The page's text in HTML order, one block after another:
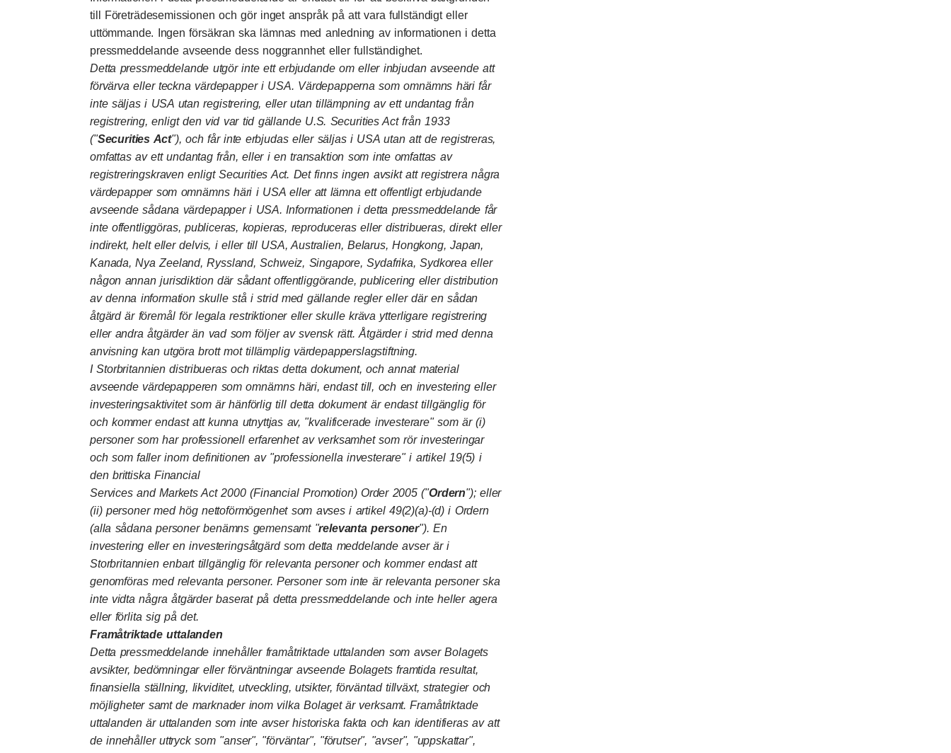
till Företrädesemissionen och gör inget anspråk på att vara fullständigt eller
uttömmande. Ingen försäkran ska lämnas med anledning av informationen i detta
pressmeddelande avseende dess noggrannhet eller fullständighet.
Detta pressmeddelande utgör inte ett erbjudande om eller inbjudan avseende att
förvärva eller teckna värdepapper i USA. Värdepapperna som omnämns häri får
inte säljas i USA utan registrering, eller utan tillämpning av ett undantag från
registrering, enligt den vid var tid gällande U.S. Securities Act från 1933
("Securities Act"), och får inte erbjudas eller säljas i USA utan att de registreras,
omfattas av ett undantag från, eller i en transaktion som inte omfattas av
registreringskraven enligt Securities Act. Det finns ingen avsikt att registrera några
värdepapper som omnämns häri i USA eller att lämna ett offentligt erbjudande
avseende sådana värdepapper i USA. Informationen i detta pressmeddelande får
inte offentliggöras, publiceras, kopieras, reproduceras eller distribueras, direkt eller
indirekt, helt eller delvis, i eller till USA, Australien, Belarus, Hongkong, Japan,
Kanada, Nya Zeeland, Ryssland, Schweiz, Singapore, Sydafrika, Sydkorea eller
någon annan jurisdiktion där sådant offentliggörande, publicering eller distribution
av denna information skulle stå i strid med gällande regler eller där en sådan
åtgärd är föremål för legala restriktioner eller skulle kräva ytterligare registrering
eller andra åtgärder än vad som följer av svensk rätt. Åtgärder i strid med denna
anvisning kan utgöra brott mot tillämplig värdepapperslagstiftning.
I Storbritannien distribueras och riktas detta dokument, och annat material
avseende värdepapperen som omnämns häri, endast till, och en investering eller
investeringsaktivitet som är hänförlig till detta dokument är endast tillgänglig för
och kommer endast att kunna utnyttjas av, "kvalificerade investerare" som är (i)
personer som har professionell erfarenhet av verksamhet som rör investeringar
och som faller inom definitionen av "professionella investerare" i artikel 19(5) i
den brittiska Financial
Services and Markets Act 2000 (Financial Promotion) Order 2005 ("Ordern"); eller
(ii) personer med hög nettoförmögenhet som avses i artikel 49(2)(a)-(d) i Ordern
(alla sådana personer benämns gemensamt "relevanta personer"). En
investering eller en investeringsåtgärd som detta meddelande avser är i
Storbritannien enbart tillgänglig för relevanta personer och kommer endast att
genomföras med relevanta personer. Personer som inte är relevanta personer ska
inte vidta några åtgärder baserat på detta pressmeddelande och inte heller agera
eller förlita sig på det.
Framåtriktade uttalanden
Detta pressmeddelande innehåller framåtriktade uttalanden som avser Bolagets
avsikter, bedömningar eller förväntningar avseende Bolagets framtida resultat,
finansiella ställning, likviditet, utveckling, utsikter, förväntad tillväxt, strategier och
möjligheter samt de marknader inom vilka Bolaget är verksamt. Framåtriktade
uttalanden är uttalanden som inte avser historiska fakta och kan identifieras av att
de innehåller uttryck som "anser", "förväntar", "förutser", "avser", "uppskattar",